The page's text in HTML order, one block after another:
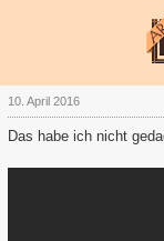
10. April 2016
Das habe ich nicht